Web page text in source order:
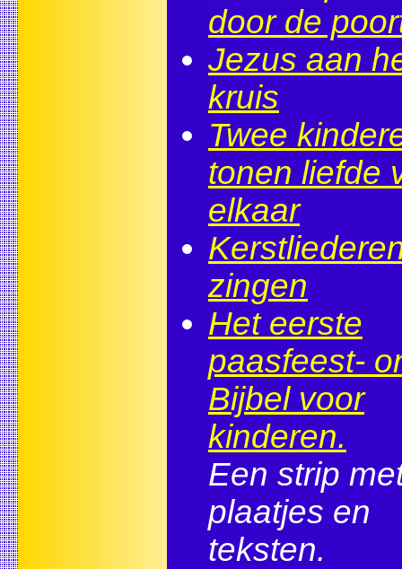
door de
Jezus aan
kruis
Twee
tonen liefde
elkaar
zingen
Het eerste
paasfeest-
Bijbel voor
kinderen.
Een strip
plaatjes en
teksten.